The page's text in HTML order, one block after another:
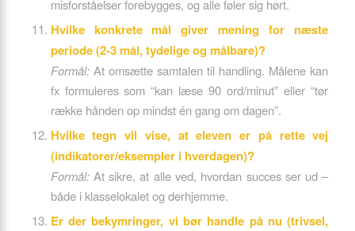
misforståelser forebygges, og alle føler sig hørt.
Hvilke konkrete mål giver mening for næste
periode (2-3 mål, tydelige og målbare)?
Formål:At omsætte samtalen til handling. Målene kan
fx formuleres som “kan læse 90 ord/minut” eller “tør
række hånden op mindst én gang om dagen”.
Hvilke tegn vil vise, at eleven er på rette vej
(indikatorer/eksempler i hverdagen)?
Formål:At sikre, at alle ved, hvordan succes ser ud –
både i klasselokalet og derhjemme.
Er der bekymringer, vi bør handle på nu (trivsel,